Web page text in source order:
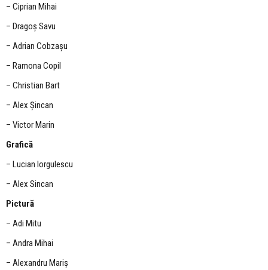
– Ciprian Mihai
– Dragoș Savu
– Adrian Cobzașu
– Ramona Copil
– Christian Bart
– Alex Șincan
– Victor Marin
Grafică
– Lucian Iorgulescu
– Alex Sincan
Pictură
– Adi Mitu
– Andra Mihai
– Alexandru Mariș